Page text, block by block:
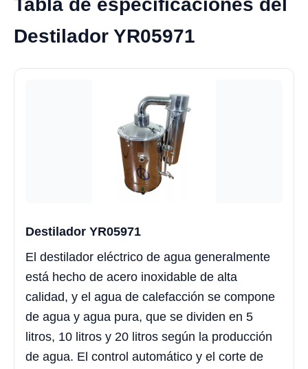
Tabla de especificaciones del
Destilador YR05971
Destilador YR05971
El destilador eléctrico de agua generalmente
está hecho de acero inoxidable de alta
calidad, y el agua de calefacción se compone
de agua y agua pura, que se dividen en 5
litros, 10 litros y 20 litros según la producción
de agua. El control automático y el corte de